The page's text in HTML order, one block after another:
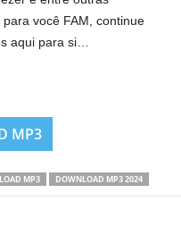
você FAM, continue
aqui para si…
MP3
MP3 DOWNLOAD MP3 2024